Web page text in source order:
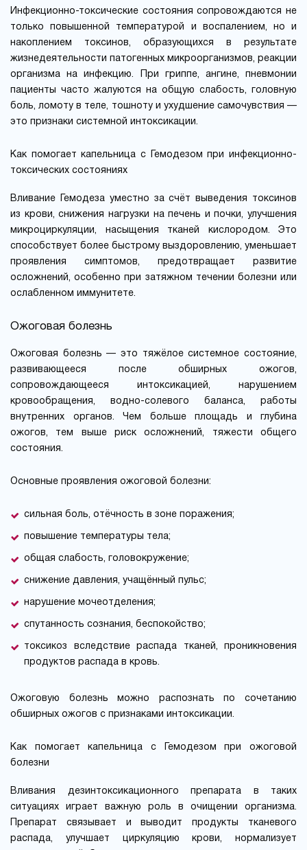
Инфекционно-токсические состояния сопровождаются не
только повышенной температурой и воспалением, но и
накоплением токсинов, образующихся в результате
жизнедеятельности патогенных микроорганизмов, реакции
организма на инфекцию. При гриппе, ангине, пневмонии
пациенты часто жалуются на общую слабость, головную
боль, ломоту в теле, тошноту и ухудшение самочувствия —
это признаки системной интоксикации.
Как помогает капельница с Гемодезом при инфекционно-
токсических состояниях
Вливание Гемодеза уместно за счёт выведения токсинов
из крови, снижения нагрузки на печень и почки, улучшения
микроциркуляции, насыщения тканей кислородом. Это
способствует более быстрому выздоровлению, уменьшает
проявления симптомов, предотвращает развитие
осложнений, особенно при затяжном течении болезни или
ослабленном иммунитете.
Ожоговая болезнь
Ожоговая болезнь — это тяжёлое системное состояние,
развивающееся после обширных ожогов,
сопровождающееся интоксикацией, нарушением
кровообращения, водно-солевого баланса, работы
внутренних органов. Чем больше площадь и глубина
ожогов, тем выше риск осложнений, тяжести общего
состояния.
Основные проявления ожоговой болезни:
сильная боль, отёчность в зоне поражения;
повышение температуры тела;
общая слабость, головокружение;
снижение давления, учащённый пульс;
нарушение мочеотделения;
спутанность сознания, беспокойство;
токсикоз вследствие распада тканей, проникновения
продуктов распада в кровь.
Ожоговую болезнь можно распознать по сочетанию
обширных ожогов с признаками интоксикации.
Как помогает капельница с Гемодезом при ожоговой
болезни
Вливания дезинтоксикационного препарата в таких
ситуациях играет важную роль в очищении организма.
Препарат связывает и выводит продукты тканевого
распада, улучшает циркуляцию крови, нормализует